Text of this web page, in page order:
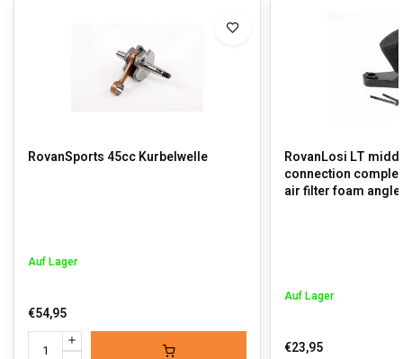
RovanSports 45cc Kurbelwelle
Auf Lager
€54,95
RovanLosi LT
connection
air filter foam
Auf Lager
€23,95